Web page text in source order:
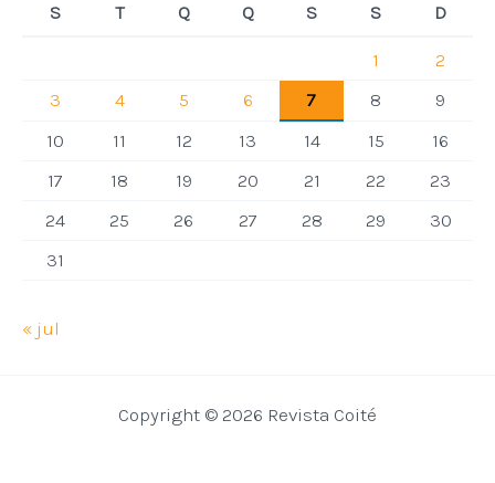
S T Q Q S S D
1
2
3
4 5 6 7 8
9
10
11 12 13 14 15
16
17
18 19 20 21 22
23
24
25 26 27 28 29
30
31
« jul
Copyright © 2026 Revista Coité